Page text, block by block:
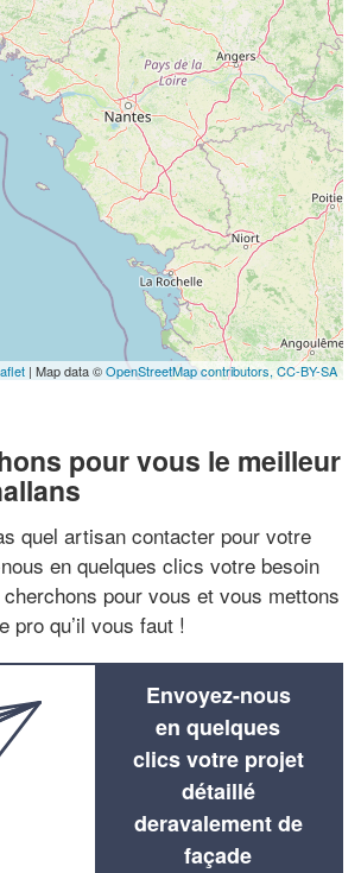
| Map data ©OpenStreetMap contributors, CC-BY-SA
pour vous le meilleur
quel artisan contacter pour votre
en quelques clics votre besoin
pour vous et vous mettons
pro qu’il vous faut !
Envoyez-nous
en quelques
clics votre projet
détaillé
deravalement de
façade